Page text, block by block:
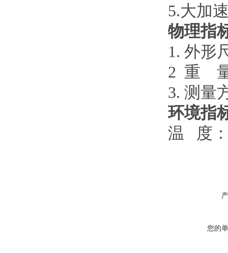
5.大加
物理指
1. 外形
2 重
3. 测量
环境指
温 度
您的